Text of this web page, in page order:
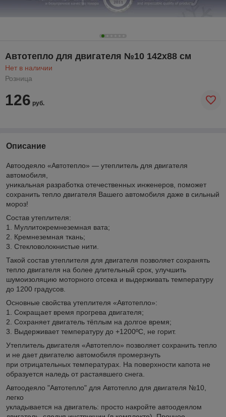
Автотепло для двигателя №10 142x88 см
Нет в наличии
Розница
126 руб.
Описание
Автоодеяло «Автотепло» — утеплитель для двигателя
автомобиля,
уникальная разработка отечественных инженеров, поможет
сохранить тепло двигателя Вашего автомобиля даже в сильный
мороз!
Состав утеплителя:
1. Муллитокремнеземная вата;
2. Кремнеземная ткань;
3. Стекловолокнистые нити.
Такой состав утеплителя для двигателя позволяет сохранять
тепло двигателя на более длительный срок, улучшить
шумоизоляцию моторного отсека и выдерживать температуру
до 1200 градусов.
Основные свойства утеплителя «Автотепло»:
1. Сокращает время прогрева двигателя;
2. Сохраняет двигатель тёплым на долгое время;
3. Выдерживает температуру до +1200ºС, не горит.
Утеплитель двигателя «Автотепло» позволяет сохранить тепло
и не дает двигателю автомобиля промерзнуть
при отрицательных температурах. На поверхности капота не
образуется наледь от растаявшего снега.
Автоодеяло "Автотепло" для Автотепло для двигателя №10,
легко
укладывается на двигатель: просто накройте автоодеялом